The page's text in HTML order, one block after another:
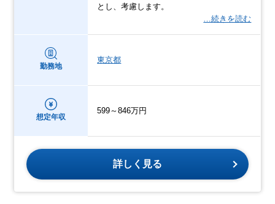
とし、考慮します。
…続きを読む
勤務地
東京都
想定年収
599～846万円
詳しく見る